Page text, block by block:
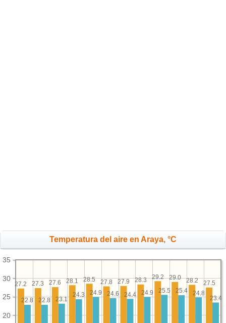
Temperatura del aire en Araya, °C
20
25
30
35
27.5
28.2
29.0
29.2
28.3
27.9
27.8
28.5
28.1
27.6
27.3
27.2
23.4
24.8
25.4
25.5
24.9
24.4
24.6
24.9
24.3
23.1
22.8
22.8